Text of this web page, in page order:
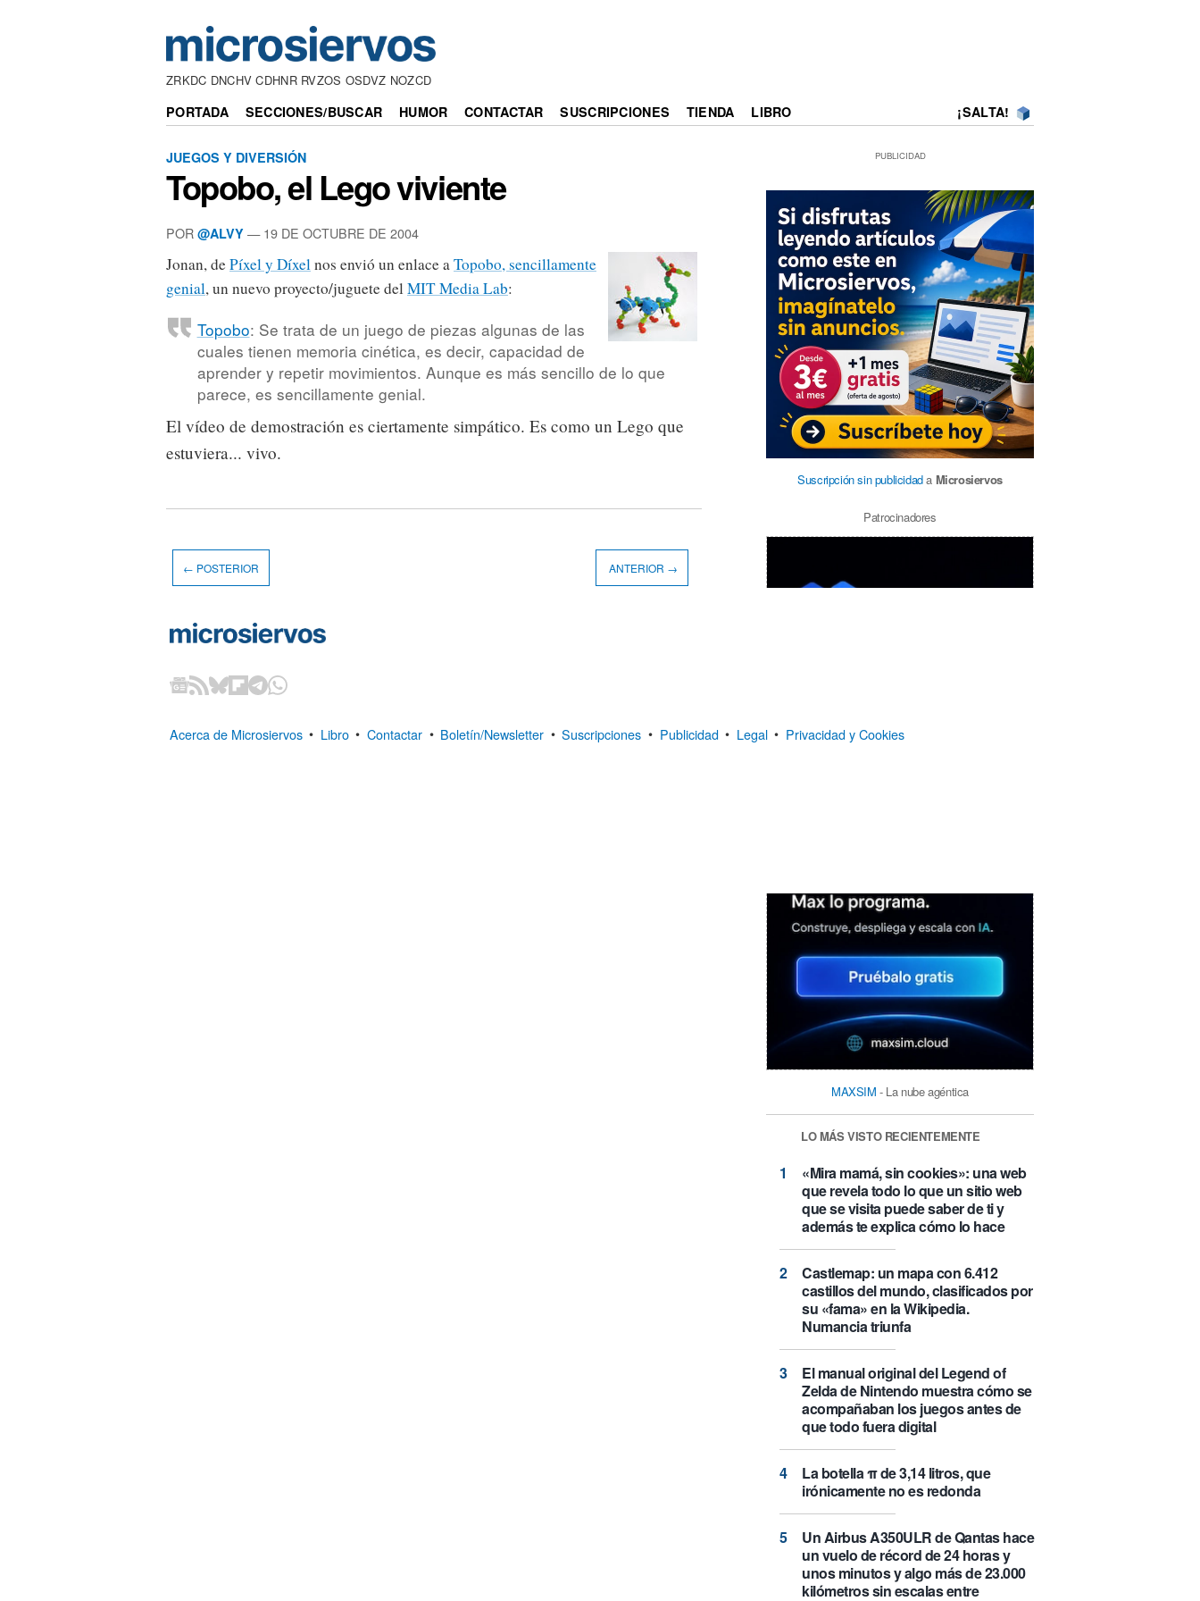
ZRKDC DNCHV CDHNR RVZOS OSDVZ NOZCD
PORTADA SECCIONES/BUSCAR HUMOR CONTACTAR SUSCRIPCIONES TIENDA LIBRO ¡SALTA!
JUEGOS Y DIVERSIÓN
Topobo, el Lego viviente
POR @ALVY — 19 DE OCTUBRE DE 2004
Jonan, dePíxel y Díxelnos envió un enlace aTopobo, sencillamente
genial, un nuevo proyecto/juguete delMIT Media Lab:
Topobo: Se trata de un juego de piezas algunas de las
cuales tienen memoria cinética, es decir, capacidad de
aprender y repetir movimientos. Aunque es más sencillo de lo que
parece, es sencillamente genial.
El vídeo de demostración es ciertamente simpático. Es como un Lego que
estuviera... vivo.
PUBLICIDAD
Suscripción sin publicidada Microsiervos
Patrocinadores
MAXSIM - La nube agéntica
LO MÁS VISTO RECIENTEMENTE
«Mira mamá, sin cookies»: una web
que revela todo lo que un sitio web
que se visita puede saber de ti y
además te explica cómo lo hace
Castlemap: un mapa con 6.412
castillos del mundo, clasificados por
su «fama» en la Wikipedia.
Numancia triunfa
El manual original del Legend of
Zelda de Nintendo muestra cómo se
acompañaban los juegos antes de
que todo fuera digital
La botella π de 3,14 litros, que
irónicamente no es redonda
Un Airbus A350ULR de Qantas hace
un vuelo de récord de 24 horas y
unos minutos y algo más de 23.000
kilómetros sin escalas entre
← POSTERIOR ANTERIOR →
Acerca de Microsiervos • Libro • Contactar • Boletín/Newsletter • Suscripciones • Publicidad • Legal • Privacidad y Cookies